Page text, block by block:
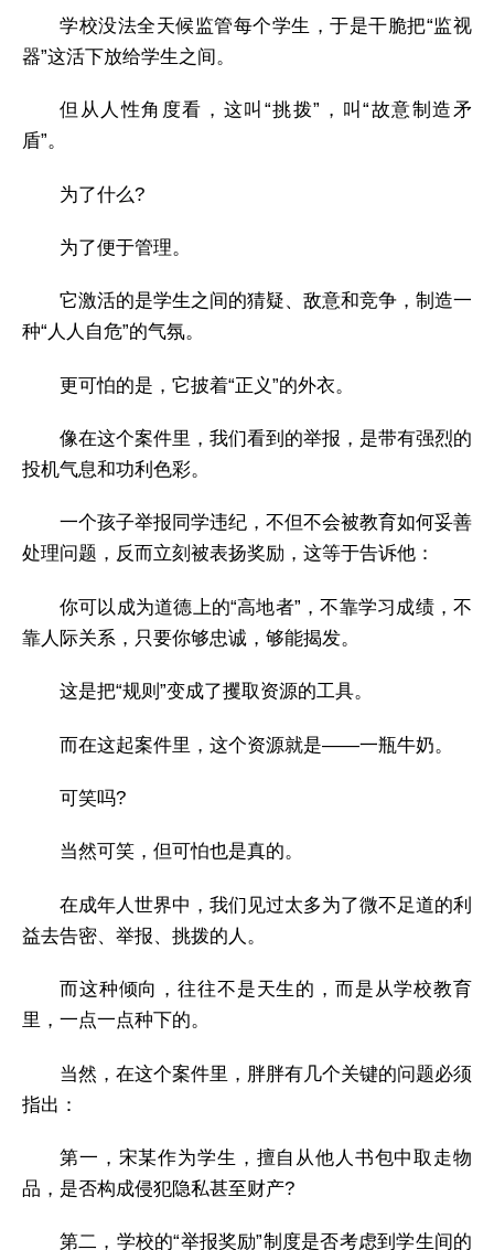
学校没法全天候监管每个学生，于是干脆把“监视
器”这活下放给学生之间。
但从人性角度看，这叫“挑拨”，叫“故意制造矛
盾”。
为了什么?
为了便于管理。
它激活的是学生之间的猜疑、敌意和竞争，制造一
种“人人自危”的气氛。
更可怕的是，它披着“正义”的外衣。
像在这个案件里，我们看到的举报，是带有强烈的
投机气息和功利色彩。
一个孩子举报同学违纪，不但不会被教育如何妥善
处理问题，反而立刻被表扬奖励，这等于告诉他：
你可以成为道德上的“高地者”，不靠学习成绩，不
靠人际关系，只要你够忠诚，够能揭发。
这是把“规则”变成了攫取资源的工具。
而在这起案件里，这个资源就是——一瓶牛奶。
可笑吗?
当然可笑，但可怕也是真的。
在成年人世界中，我们见过太多为了微不足道的利
益去告密、举报、挑拨的人。
而这种倾向，往往不是天生的，而是从学校教育
里，一点一点种下的。
当然，在这个案件里，胖胖有几个关键的问题必须
指出：
第一，宋某作为学生，擅自从他人书包中取走物
品，是否构成侵犯隐私甚至财产?
第二，学校的“举报奖励”制度是否考虑到学生间的